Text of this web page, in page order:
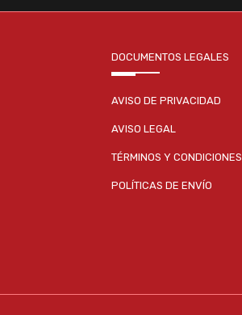
DOCUMENTOS LEGALES
AVISO DE PRIVACIDAD
AVISO LEGAL
TÉRMINOS Y CONDICIONES
POLÍTICAS DE ENVÍO